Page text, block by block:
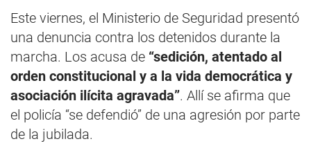
Este viernes, el Ministerio de Seguridad presentó
una denuncia contra los detenidos durante la
marcha. Los acusa de “sedición, atentado al
orden constitucional y a la vida democrática y
asociación ilícita agravada”. Allí se afirma que
el policía “se defendió” de una agresión por parte
de la jubilada.